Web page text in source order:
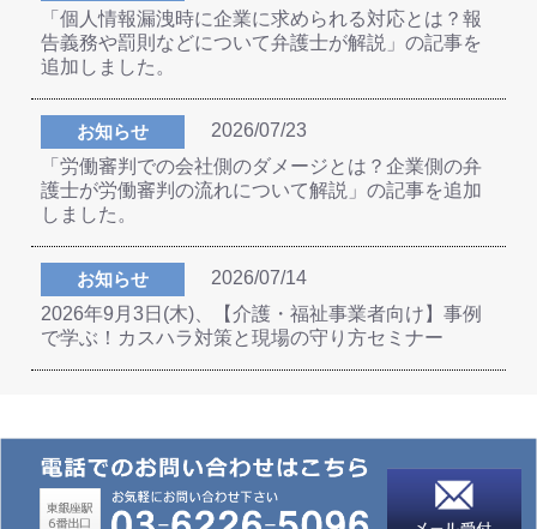
「個人情報漏洩時に企業に求められる対応とは？報
告義務や罰則などについて弁護士が解説」の記事を
追加しました。
お知らせ
2026/07/23
「労働審判での会社側のダメージとは？企業側の弁
護士が労働審判の流れについて解説」の記事を追加
しました。
お知らせ
2026/07/14
2026年9月3日(木)、【介護・福祉事業者向け】事例
で学ぶ！カスハラ対策と現場の守り方セミナー